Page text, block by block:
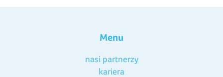
Menu
nasi partnerzy
kariera